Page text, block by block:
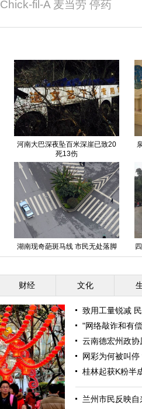
Chick-fil-A 麦当劳 停药
河南大巴深夜坠百米深崖已致20
死13伤
湖南现奇葩斑马线 市民无处落脚
财经 文化
致用工量锐减
"网络敲诈和有
云南德宏州政
网彩为何被叫
桂林起获K粉半
兰州市民反映